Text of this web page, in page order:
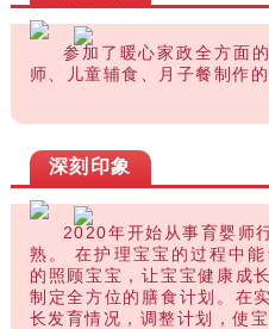
参加了暖心家政全方面
师、儿童辅食、月子餐制作的
深刻印象
2020年开始从事育婴师
熟。
在护理宝宝的过程中
的照顾宝宝，让宝宝健康成
制定全方位的膳食计划。在
长发育情况，调整计划，使